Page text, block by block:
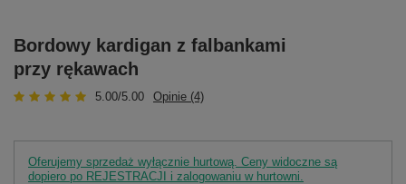
Bordowy kardigan z falbankami
przy rękawach
5.00/5.00 Opinie (4)
Oferujemy sprzedaż wyłącznie hurtową. Ceny widoczne są
dopiero po REJESTRACJI i zalogowaniu w hurtowni.